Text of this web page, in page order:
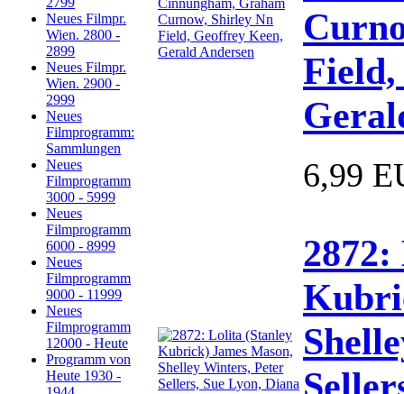
Neues Filmpr.
Wien. 2800 -
2899
Neues Filmpr.
Wien. 2900 -
2999
Neues
Filmprogramm:
Sammlungen
Neues
Filmprogramm
3000 - 5999
Neues
Filmprogramm
6000 - 8999
Neues
Filmprogramm
9000 - 11999
Neues
Filmprogramm
12000 - Heute
Programm von
Heute 1930 -
Field,
6,99